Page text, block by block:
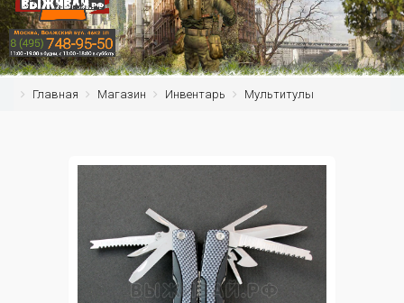
Главная Магазин Инвентарь Мультитулы